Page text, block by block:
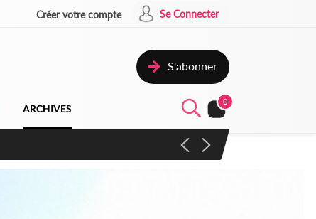
Créer votre compte Se Connecter
S'abonner
ARCHIVES
0
contre les produits